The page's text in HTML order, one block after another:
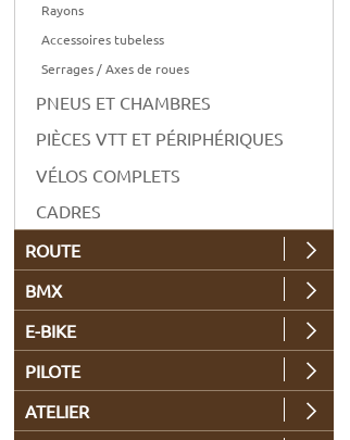
Rayons
Accessoires tubeless
Serrages / Axes de roues
PNEUS ET CHAMBRES
PIÈCES VTT ET PÉRIPHÉRIQUES
VÉLOS COMPLETS
CADRES
ROUTE
BMX
E-BIKE
PILOTE
ATELIER